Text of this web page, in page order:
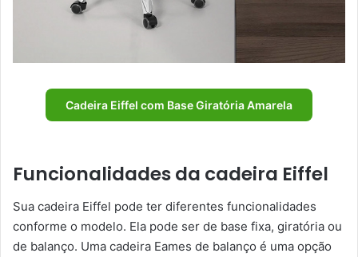
Cadeira Eiffel com Base Giratória Amarela
Funcionalidades da cadeira Eiffel
Sua cadeira Eiffel pode ter diferentes funcionalidades
conforme o modelo. Ela pode ser de base fixa, giratória ou
de balanço. Uma cadeira Eames de balanço é uma opção